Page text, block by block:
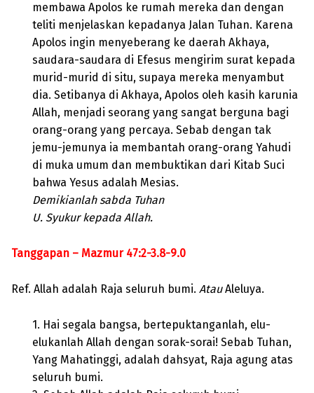
membawa Apolos ke rumah mereka dan dengan
teliti menjelaskan kepadanya Jalan Tuhan. Karena
Apolos ingin menyeberang ke daerah Akhaya,
saudara-saudara di Efesus mengirim surat kepada
murid-murid di situ, supaya mereka menyambut
dia. Setibanya di Akhaya, Apolos oleh kasih karunia
Allah, menjadi seorang yang sangat berguna bagi
orang-orang yang percaya. Sebab dengan tak
jemu-jemunya ia membantah orang-orang Yahudi
di muka umum dan membuktikan dari Kitab Suci
bahwa Yesus adalah Mesias.
Demikianlah sabda Tuhan
U. Syukur kepada Allah.
Tanggapan – Mazmur 47:2-3.8-9.0
Ref. Allah adalah Raja seluruh bumi. AtauAleluya.
1. Hai segala bangsa, bertepuktanganlah, elu-
elukanlah Allah dengan sorak-sorai! Sebab Tuhan,
Yang Mahatinggi, adalah dahsyat, Raja agung atas
seluruh bumi.